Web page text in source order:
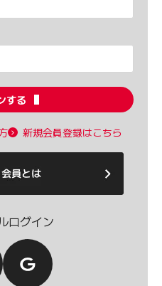
する
新規会員登録はこちら
ログイン